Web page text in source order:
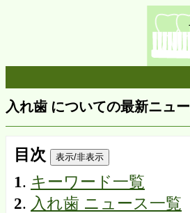
入れ歯 についての最新ニュ
目次 表示/非表示
1. キーワード一覧
2. 入れ歯 ニュース一覧